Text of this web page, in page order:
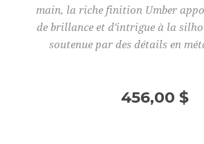
main, la riche finition Umber
de brillance et d'intrigue à la
soutenue par des détails en
456,00 $